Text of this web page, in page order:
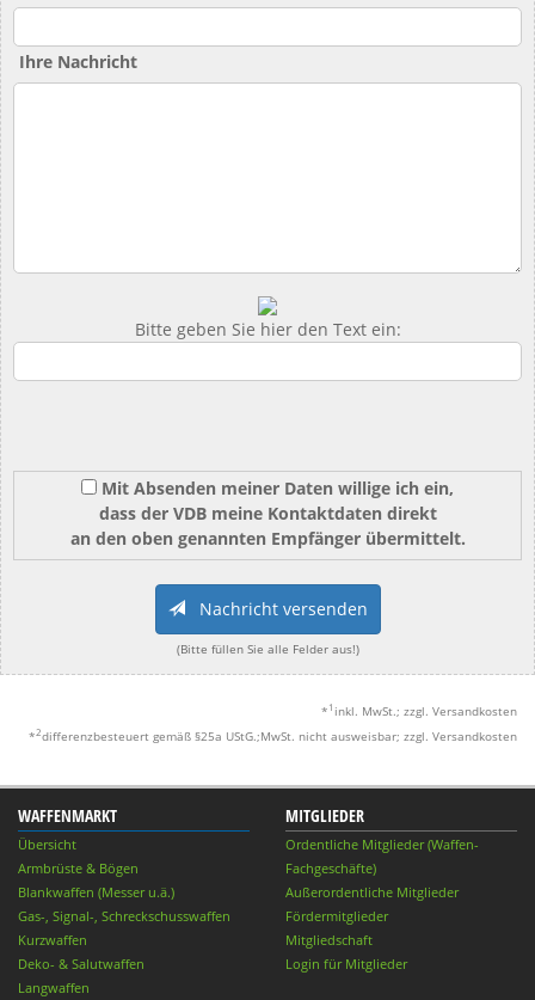
Ihre Nachricht
Bitte geben Sie hier den Text ein:
Mit Absenden meiner Daten willige ich ein,
dass der VDB meine Kontaktdaten direkt
an den oben genannten Empfänger übermittelt.
Nachricht versenden
(Bitte füllen Sie alle Felder aus!)
* 1 inkl. MwSt.; zzgl. Versandkosten
*2differenzbesteuert gemäß §25a UStG.;MwSt. nicht ausweisbar; zzgl. Versandkosten
WAFFENMARKT
Übersicht
Armbrüste & Bögen
Blankwaffen (Messer u.ä.)
Gas-, Signal-, Schreckschusswaffen
Kurzwaffen
Deko- & Salutwaffen
Langwaffen
MITGLIEDER
Ordentliche Mitglieder (Waffen-
Fachgeschäfte)
Außerordentliche Mitglieder
Fördermitglieder
Mitgliedschaft
Login für Mitglieder